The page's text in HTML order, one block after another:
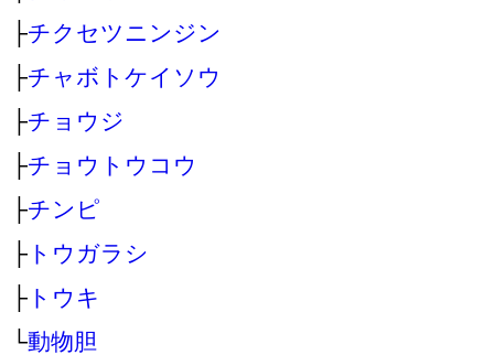
├チクセツニンジン
├チャボトケイソウ
├チョウジ
├チョウトウコウ
├チンピ
├ トウガラシ
├ トウキ
└動物胆